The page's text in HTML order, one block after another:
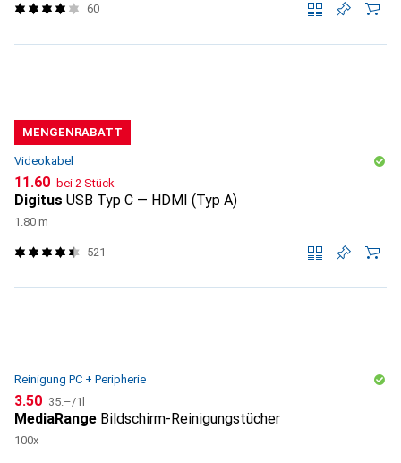
60
MENGENRABATT
Videokabel
CHF
11.60 bei 2 Stück
Digitus USB Typ C — HDMI (Typ A)
1.80 m
521
Reinigung PC + Peripherie
CHF
3.50 CHF
35.–/1l
MediaRange Bildschirm-Reinigungstücher
100x